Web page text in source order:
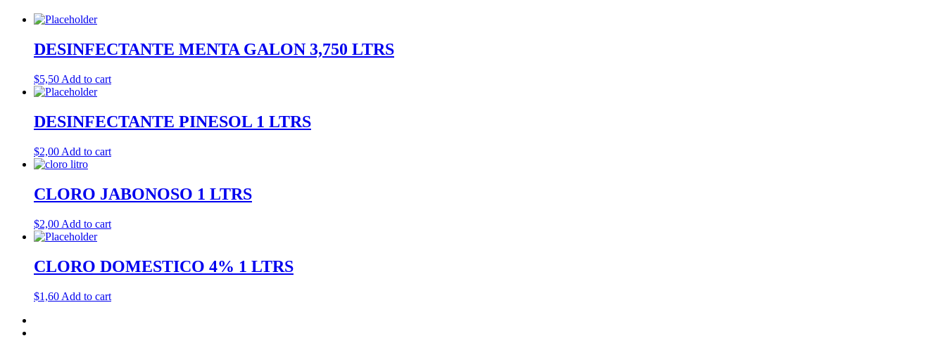
DESINFECTANTE MENTA GALON 3,750 LTRS
$5,50 Add to cart
DESINFECTANTE PINESOL 1 LTRS
$2,00 Add to cart
CLORO JABONOSO 1 LTRS
$2,00 Add to cart
CLORO DOMESTICO 4% 1 LTRS
$1,60 Add to cart